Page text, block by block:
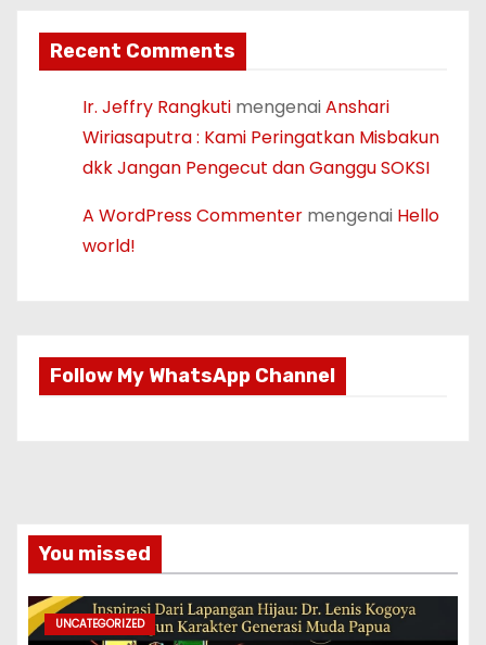
Recent Comments
Ir. Jeffry Rangkuti mengenaiAnshari
Wiriasaputra : Kami Peringatkan Misbakun
dkk Jangan Pengecut dan Ganggu SOKSI
A WordPress Commenter mengenai Hello
world!
Follow My WhatsApp Channel
You missed
UNCATEGORIZED